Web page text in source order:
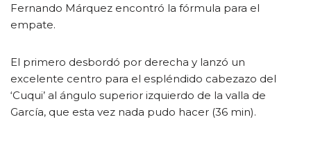
Fernando Márquez encontró la fórmula para el
empate.
El primero desbordó por derecha y lanzó un
excelente centro para el espléndido cabezazo del
‘Cuqui’ al ángulo superior izquierdo de la valla de
García, que esta vez nada pudo hacer (36 min).